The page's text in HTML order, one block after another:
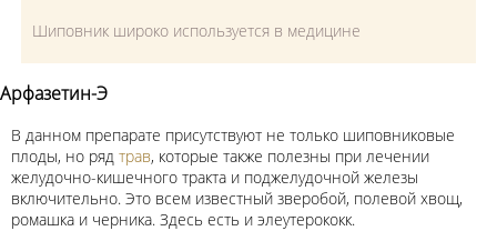
Шиповник широко используется в медицине
Арфазетин-Э
В данном препарате присутствуют не только шиповниковые
плоды, но ряд трав, которые также полезны при лечении
желудочно-кишечного тракта и поджелудочной железы
включительно. Это всем известный зверобой, полевой хвощ,
ромашка и черника. Здесь есть и элеутерококк.